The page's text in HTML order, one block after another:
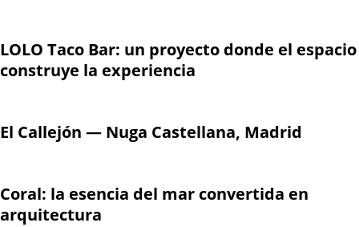
LOLO Taco Bar: un proyecto donde el espacio
construye la experiencia
El Callejón — Nuga Castellana, Madrid
Coral: la esencia del mar convertida en
arquitectura